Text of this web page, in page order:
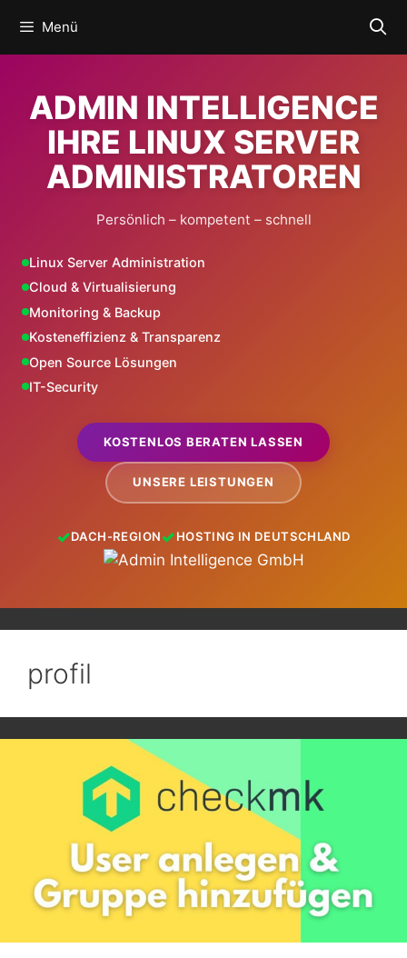
Inhalt
springen
Menü
ADMIN INTELLIGENCE
IHRE LINUX SERVER
ADMINISTRATOREN
Persönlich – kompetent – schnell
Linux Server Administration
Cloud & Virtualisierung
Monitoring & Backup
Kosteneffizienz & Transparenz
Open Source Lösungen
IT-Security
KOSTENLOS BERATEN LASSEN
UNSERE LEISTUNGEN
DACH-REGION HOSTING IN DEUTSCHLAND
profil